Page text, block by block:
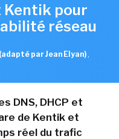
pour
réseau
par Jean Elyan) ,
DNS, DHCP et
de Kentik et
réel du trafic